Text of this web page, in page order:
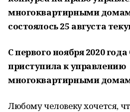
многоквартирными
состоялось 25 августа
С первого ноября 2020
приступила к управлению
многоквартирными
Любому человеку хочется,